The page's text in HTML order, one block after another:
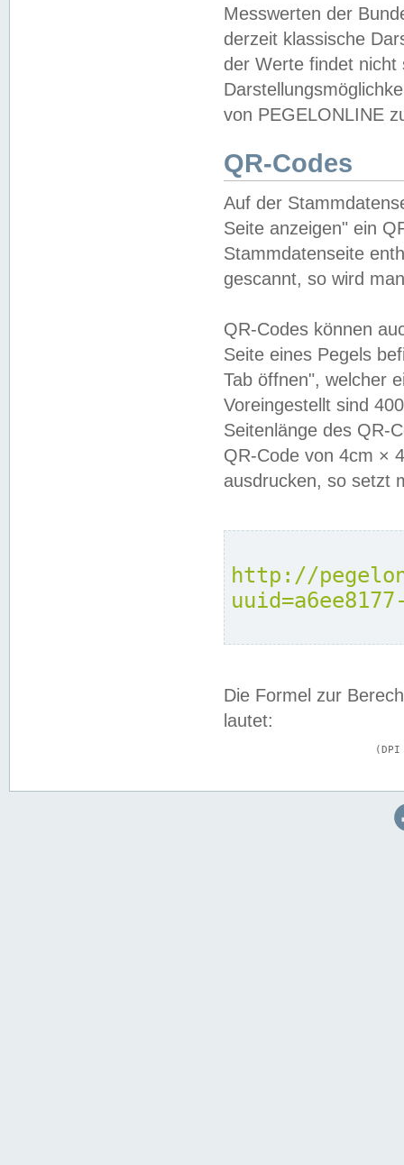
Messwerten der
derzeit klassische
der Werte findet
von PEGELONLINE
QR-Codes
Auf der
Seite anzeigen" ein
Stammdatenseite
gescannt, so wird
QR-Codes können
Seite eines Pegels
Tab öffnen", welcher
Voreingestellt sind
Seitenlänge des QR-
QR-Code von 4cm ×
ausdrucken, so setzt
http://
Die Formel zur
lautet: